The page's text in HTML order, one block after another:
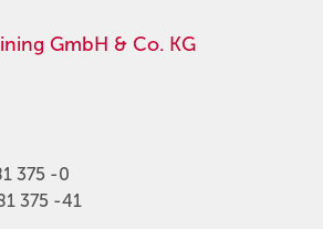
GmbH & Co. KG
375 -0
375 -41